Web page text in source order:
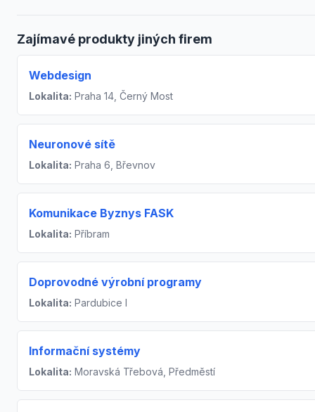
Zajímavé produkty jiných firem
Webdesign
Lokalita: Praha 14, Černý Most
Neuronové sítě
Lokalita: Praha 6, Břevnov
Komunikace Byznys FASK
Lokalita: Příbram
Doprovodné výrobní programy
Lokalita: Pardubice I
Informační systémy
Lokalita: Moravská Třebová, Předměstí